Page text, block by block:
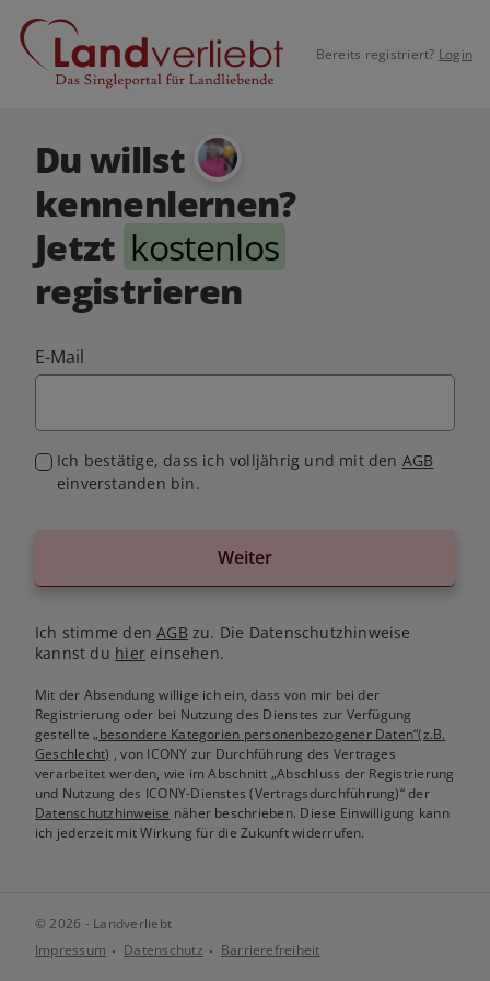
Bereits registriert? Login
Du willst
kennenlernen?
Jetzt kostenlos
registrieren
E-Mail
Ich bestätige, dass ich volljährig und mit den AGB
einverstanden bin.
Weiter
Ich stimme denAGB zu. Die Datenschutzhinweise
kannst du hiereinsehen.
Mit der Absendung willige ich ein, dass von mir bei der
Registrierung oder bei Nutzung des Dienstes zur Verfügung
gestellte„besondere Kategorien personenbezogener Daten“(z.B.
Geschlecht) , von ICONY zur Durchführung des Vertrages
verarbeitet werden, wie im Abschnitt „Abschluss der Registrierung
und Nutzung des ICONY-Dienstes (Vertragsdurchführung)“ der
Datenschutzhinweise näher beschrieben. Diese Einwilligung kann
ich jederzeit mit Wirkung für die Zukunft widerrufen.
© 2026 - Landverliebt
Impressum
Datenschutz Barrierefreiheit